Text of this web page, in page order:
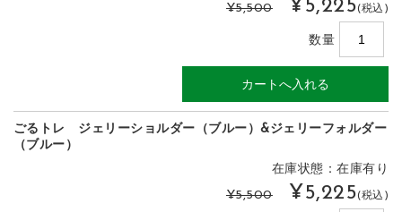
¥5,500
¥5,225(税込)
数量
ごるトレ ジェリーショルダー（ブルー）&ジェリーフォルダー
（ブルー）
在庫状態：在庫有り
¥5,500
¥5,225(税込)